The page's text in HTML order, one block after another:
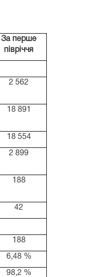
За перше
півріччя
2 562
18 891
18 554
2 899
188
42
188
6,48 %
98,2 %